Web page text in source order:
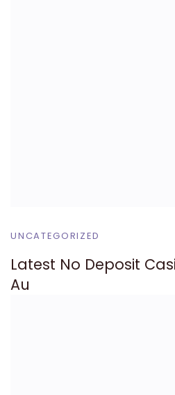
UNCATEGORIZED
Latest No Deposit
Au